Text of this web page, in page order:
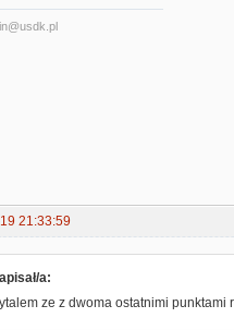
21:33:59
a:
ze z dwoma ostatnimi